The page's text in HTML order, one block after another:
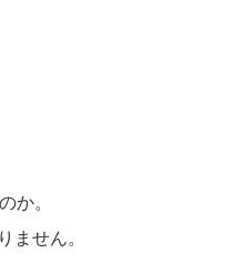
か。
ません。